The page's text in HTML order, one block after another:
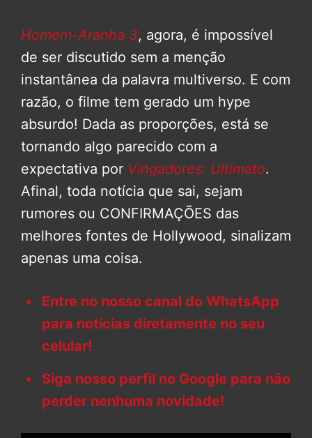
Homem-Aranha 3, agora, é impossível
de ser discutido sem a menção
instantânea da palavra multiverso. E com
razão, o filme tem gerado um hype
absurdo! Dada as proporções, está se
tornando algo parecido com a
expectativa por Vingadores: Ultimato.
Afinal, toda notícia que sai, sejam
rumores ou CONFIRMAÇÕES das
melhores fontes de Hollywood, sinalizam
apenas uma coisa.
Entre no nosso canal do WhatsApp
para notícias diretamente no seu
celular!
Siga nosso perfil no Google para não
perder nenhuma novidade!